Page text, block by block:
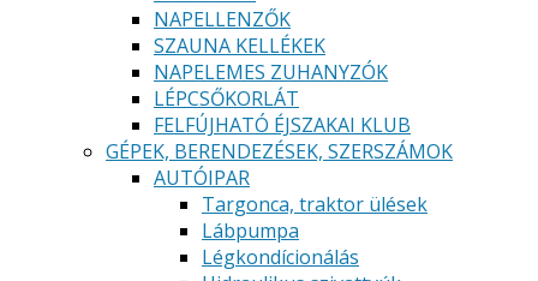
NAPELLENZŐK
SZAUNA KELLÉKEK
NAPELEMES ZUHANYZÓK
LÉPCSŐKORLÁT
FELFÚJHATÓ ÉJSZAKAI KLUB
GÉPEK, BERENDEZÉSEK, SZERSZÁMOK
AUTÓIPAR
Targonca, traktor ülések
Lábpumpa
Légkondícionálás